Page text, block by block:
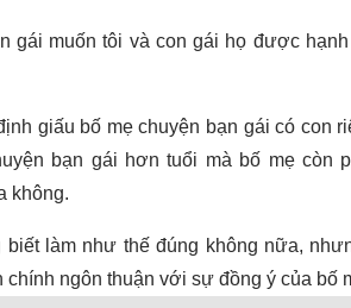
gái muốn tôi và con gái họ được
giấu bố mẹ chuyện bạn gái có con
bạn gái hơn tuổi mà bố mẹ còn
không.
biết làm như thế đúng không nữa,
chính ngôn thuận với sự đồng ý của bố